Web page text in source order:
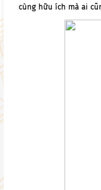
cùng hữu ích mà ai